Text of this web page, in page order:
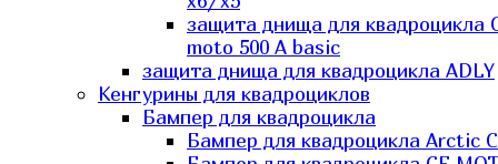
защита днища для квадроцикла
moto 500 A basic
защита днища для квадроцикла ADLY
Кенгурины для квадроциклов
Бампер для квадроцикла
Бампер для квадроцикла Arctic